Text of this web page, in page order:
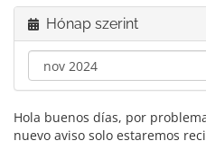
Hónap szerint
Hola buenos días, por
nuevo aviso solo estaremos